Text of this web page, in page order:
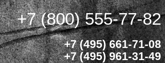
+7 (800) 555-77-82
+7 (495) 661-71-08
+7 (495) 961-31-49